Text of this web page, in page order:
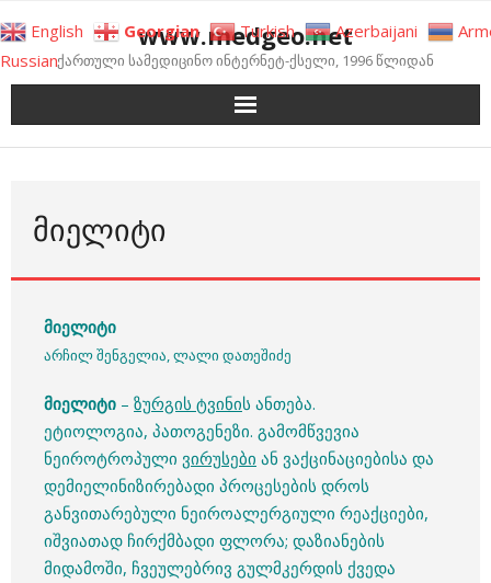
to
content
www.medgeo.net
ქართული სამედიცინო ინტერნეტ-ქსელი, 1996 წლიდან
ᲛᲘᲔᲚᲘᲢᲘ
მიელიტი
არჩილ შენგელია, ლალი დათეშიძე
მიელიტი – ზურგის ტვინის ანთება.
ეტიოლოგია, პათოგენეზი. გამომწვევია
ნეიროტროპული ვირუსები ან ვაქცინაციებისა და
დემიელინიზირებადი პროცესების დროს
განვითარებული ნეიროალერგიული რეაქციები,
იშვიათად ჩირქმბადი ფლორა; დაზიანების
მიდამოში, ჩვეულებრივ გულმკერდის ქვედა
English Georgian Turkish Azerbaijani
Russian